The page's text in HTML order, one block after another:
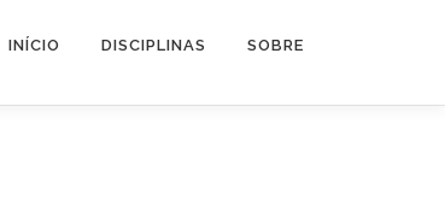
INÍCIO DISCIPLINAS SOBRE